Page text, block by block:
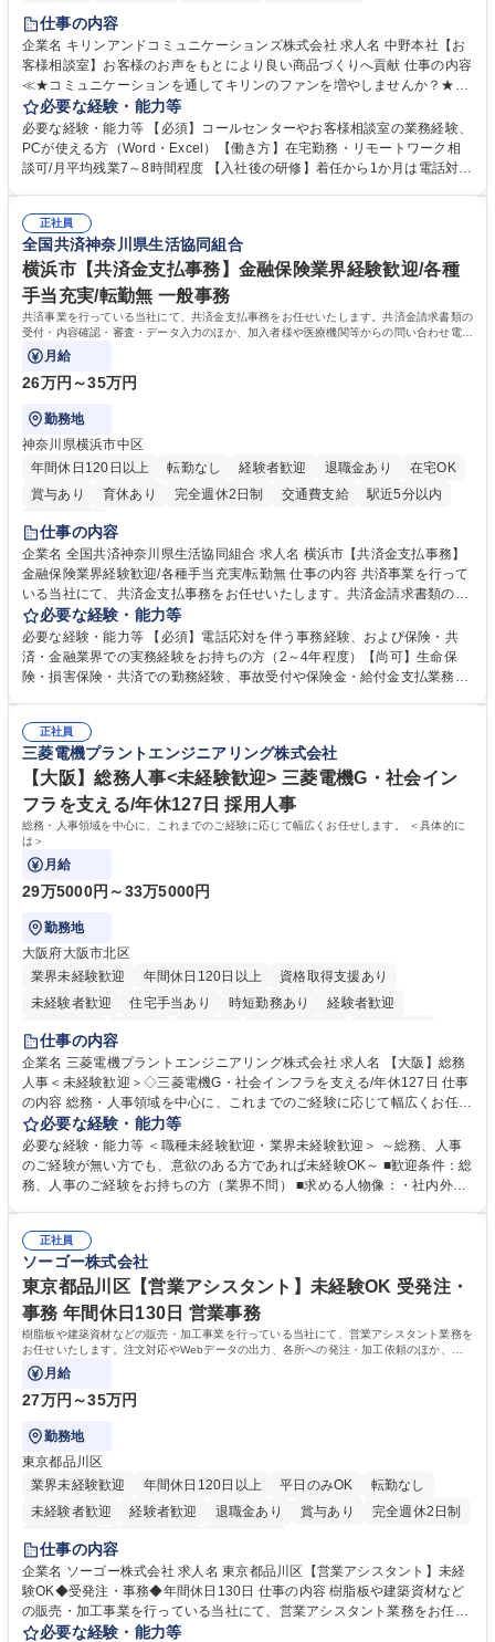
仕事の内容
企業名 キリンアンドコミュニケーションズ株式会社 求人名 中野本社【お
客様相談室】お客様のお声をもとにより良い商品づくりへ貢献 仕事の内容
≪★コミュニケーションを通してキリンのファンを増やしませんか？★≫
お客様のお声をより良い商品づくりに活かしていく上で、窓口となるお客
様相談室でのお仕事です。 日々お客様からいただくキリングループへのご
意見を、企業活動に活かしています。お客様からの声に迅速かつ誠意をも
って対応、情報提供するとともにグループ内活動に反映しています。 【具
平均100件前後■メール・手紙：同上40件前後 募集職種 中野本社【お客様
相談室】お客様のお声をもとにより良い商品づくりへ貢献
必要な経験・能力等
必要な経験・能力等 【必須】コールセンターやお客様相談室の業務経験、
PCが使える方（Word・Excel）【働き方】在宅勤務・リモートワーク相
談可/月平均残業7～8時間程度 【入社後の研修】着任から1か月は電話対応
すのでご安心ください。 【当社について】キリングループの広報機能を担
う会社として、お客様との出会いを大切にし、磨き上げたホスピタリティ
を込めてコミュニケーションをとりながら広報関連業務を行っておりま
す。 学歴・資格 学歴：大学院 大学 高専 短大 専修学校 高校 語学力： 資
格：
正社員
全国共済神奈川県生活協同組合
横浜市【共済金支払事務】金融保険業界経験歓迎/各種
手当充実/転勤無 一般事務
共済事業を行っている当社にて、共済金支払事務をお任せいたします。共済金請求書類の
受付・内容確認・審査・データ入力のほか、加入者様や医療機関等からの問い合わせ電話
対応や書類発送等を担当します。
月給
26万円～35万円
勤務地
神奈川県横浜市中区
年間休日120日以上
転勤なし 経験者歓迎 退職金あり
在宅OK
賞与あり
育休あり 完全週休2日制 交通費支給
駅近5分以内
土日祝休み
仕事の内容
企業名 全国共済神奈川県生活協同組合 求人名 横浜市【共済金支払事務】
金融保険業界経験歓迎/各種手当充実/転勤無 仕事の内容 共済事業を行って
いる当社にて、共済金支払事務をお任せいたします。共済金請求書類の受
付・内容確認・審査・データ入力のほか、加入者様や医療機関等からの問
い合わせ電話対応や書類発送等を担当します。 ■共済金請求書類の受付、
内容確認、および共済金支払に関する審査・事務処理業務全般を担当 ■専
用システムへのデータ入力、各種必要書類の作成・発送作業 ■加入者様や
指定する業務 募集職種 横浜市【共済金支払事務】金融保険業界経験歓迎/
各種手当充実/転勤無
必要な経験・能力等
必要な経験・能力等 【必須】電話応対を伴う事務経験、および保険・共
済・金融業界での実務経験をお持ちの方（2～4年程度）【尚可】生命保
険・損害保険・共済での勤務経験、事故受付や保険金・給付金支払業務経
務へのキャリアチェンジ希望者も大歓迎です！ 学歴・資格 学歴：大学院
大学 高専 短大 専修学校 高校 語学力： 資格：
正社員
三菱電機プラントエンジニアリング株式会社
【大阪】総務人事<未経験歓迎> 三菱電機G・社会イン
フラを支える/年休127日 採用人事
総務・人事領域を中心に、これまでのご経験に応じて幅広くお任せします。 ＜具体的に
は＞
月給
29万5000円～33万5000円
勤務地
大阪府大阪市北区
業界未経験歓迎
年間休日120日以上
資格取得支援あり
未経験者歓迎
住宅手当あり 時短勤務あり
経験者歓迎
退職金あり
駅近5分以内
土日祝休み 服装自由 寮・社宅あり 食事補助あり
仕事の内容
企業名 三菱電機プラントエンジニアリング株式会社 求人名 【大阪】総務
人事＜未経験歓迎＞◇三菱電機G・社会インフラを支える/年休127日 仕事
の内容 総務・人事領域を中心に、これまでのご経験に応じて幅広くお任せ
します。 ＜具体的には＞ ・総務/人事労務（給与・社保・勤怠管理など）
・採用・教育研修 ・福利厚生運用 など ※基本的には事務所勤務ですが、
採用や教育等の業務内容により、関西圏以外への日帰り・宿泊を伴う国内
出張もございます。 ※担当業務を持ちつつ、お互いに助け合いながら、総
必要な経験・能力等
必要な経験・能力等 ＜職種未経験歓迎・業界未経験歓迎＞ ～総務、人事
のご経験が無い方でも、意欲のある方であれば未経験OK～ ■歓迎条件：総
務、人事のご経験をお持ちの方（業界不問） ■求める人物像：・社内外の
正社員
ソーゴー株式会社
東京都品川区【営業アシスタント】未経験OK 受発注・
事務 年間休日130日 営業事務
樹脂板や建築資材などの販売・加工事業を行っている当社にて、営業アシスタント業務を
お任せいたします。注文対応やWebデータの出力、各所への発注・加工依頼のほか、電
話・メール対応等の事務業務を担当します。
月給
27万円～35万円
勤務地
東京都品川区
業界未経験歓迎
年間休日120日以上 平日のみOK
転勤なし
未経験者歓迎
経験者歓迎 退職金あり 賞与あり
完全週休2日制
交通費支給
仕事の内容
企業名 ソーゴー株式会社 求人名 東京都品川区【営業アシスタント】未経
験OK◆受発注・事務◆年間休日130日 仕事の内容 樹脂板や建築資材など
の販売・加工事業を行っている当社にて、営業アシスタント業務をお任せ
いたします。注文対応やWebデータの出力、各所への発注・加工依頼のほ
必要な経験・能力等